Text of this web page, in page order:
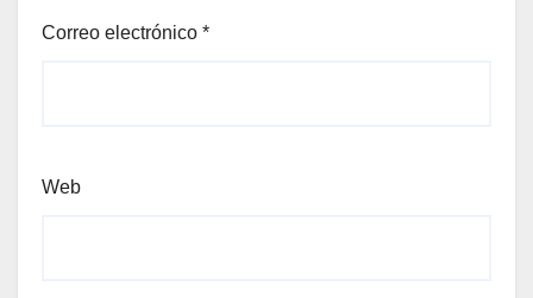
Correo electrónico *
Web